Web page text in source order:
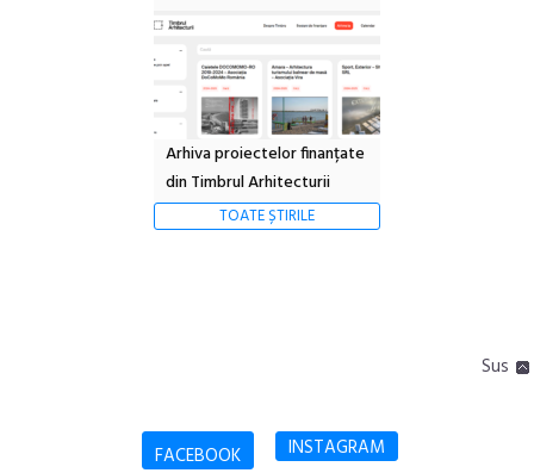
Arhiva proiectelor finanțate
din Timbrul Arhitecturii
TOATE ȘTIRILE
Sus
FACEBOOK INSTAGRAM